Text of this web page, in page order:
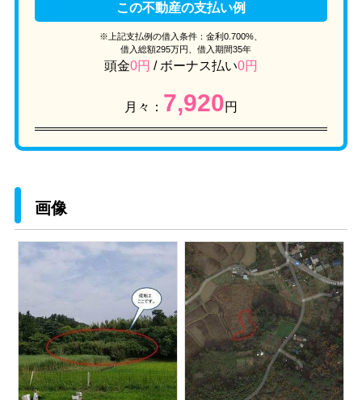
この不動産の支払い例
※上記支払例の借入条件：金利0.700%、
借入総額295万円、借入期間35年
頭金0円 / ボーナス払い0円
月々： 7,920円
画像